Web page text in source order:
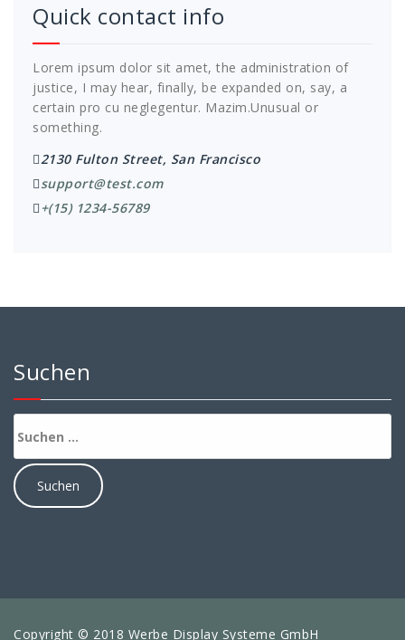
Quick contact info
Lorem ipsum dolor sit amet, the administration of
justice, I may hear, finally, be expanded on, say, a
certain pro cu neglegentur. Mazim.Unusual or
something.
2130 Fulton Street, San Francisco
support@test.com
+(15) 1234-56789
Suchen
nach:
Copyright © 2018 Werbe Display Systeme GmbH